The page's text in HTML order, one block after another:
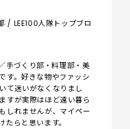
/ LEE100人隊トップブロ
手づくり部・料理部・美
す。好きな物やファッシ
て迷いがなくなりまし
すが実際はほど遠い暮ら
しれませんが、マイペー
らと思います。